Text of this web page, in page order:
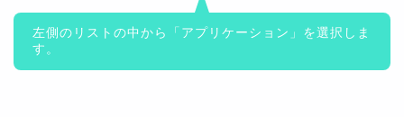
左側のリストの中から「アプリケーション」を選択しま
す。